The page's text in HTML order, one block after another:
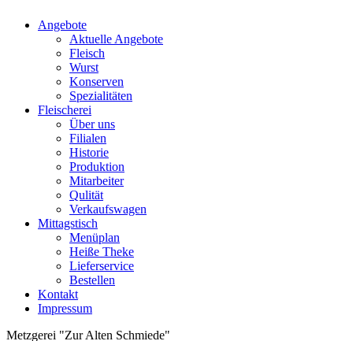
Angebote
Aktuelle Angebote
Fleisch
Wurst
Konserven
Spezialitäten
Fleischerei
Über uns
Filialen
Historie
Produktion
Mitarbeiter
Qulität
Verkaufswagen
Mittagstisch
Menüplan
Heiße Theke
Lieferservice
Bestellen
Kontakt
Impressum
Metzgerei "Zur Alten Schmiede"